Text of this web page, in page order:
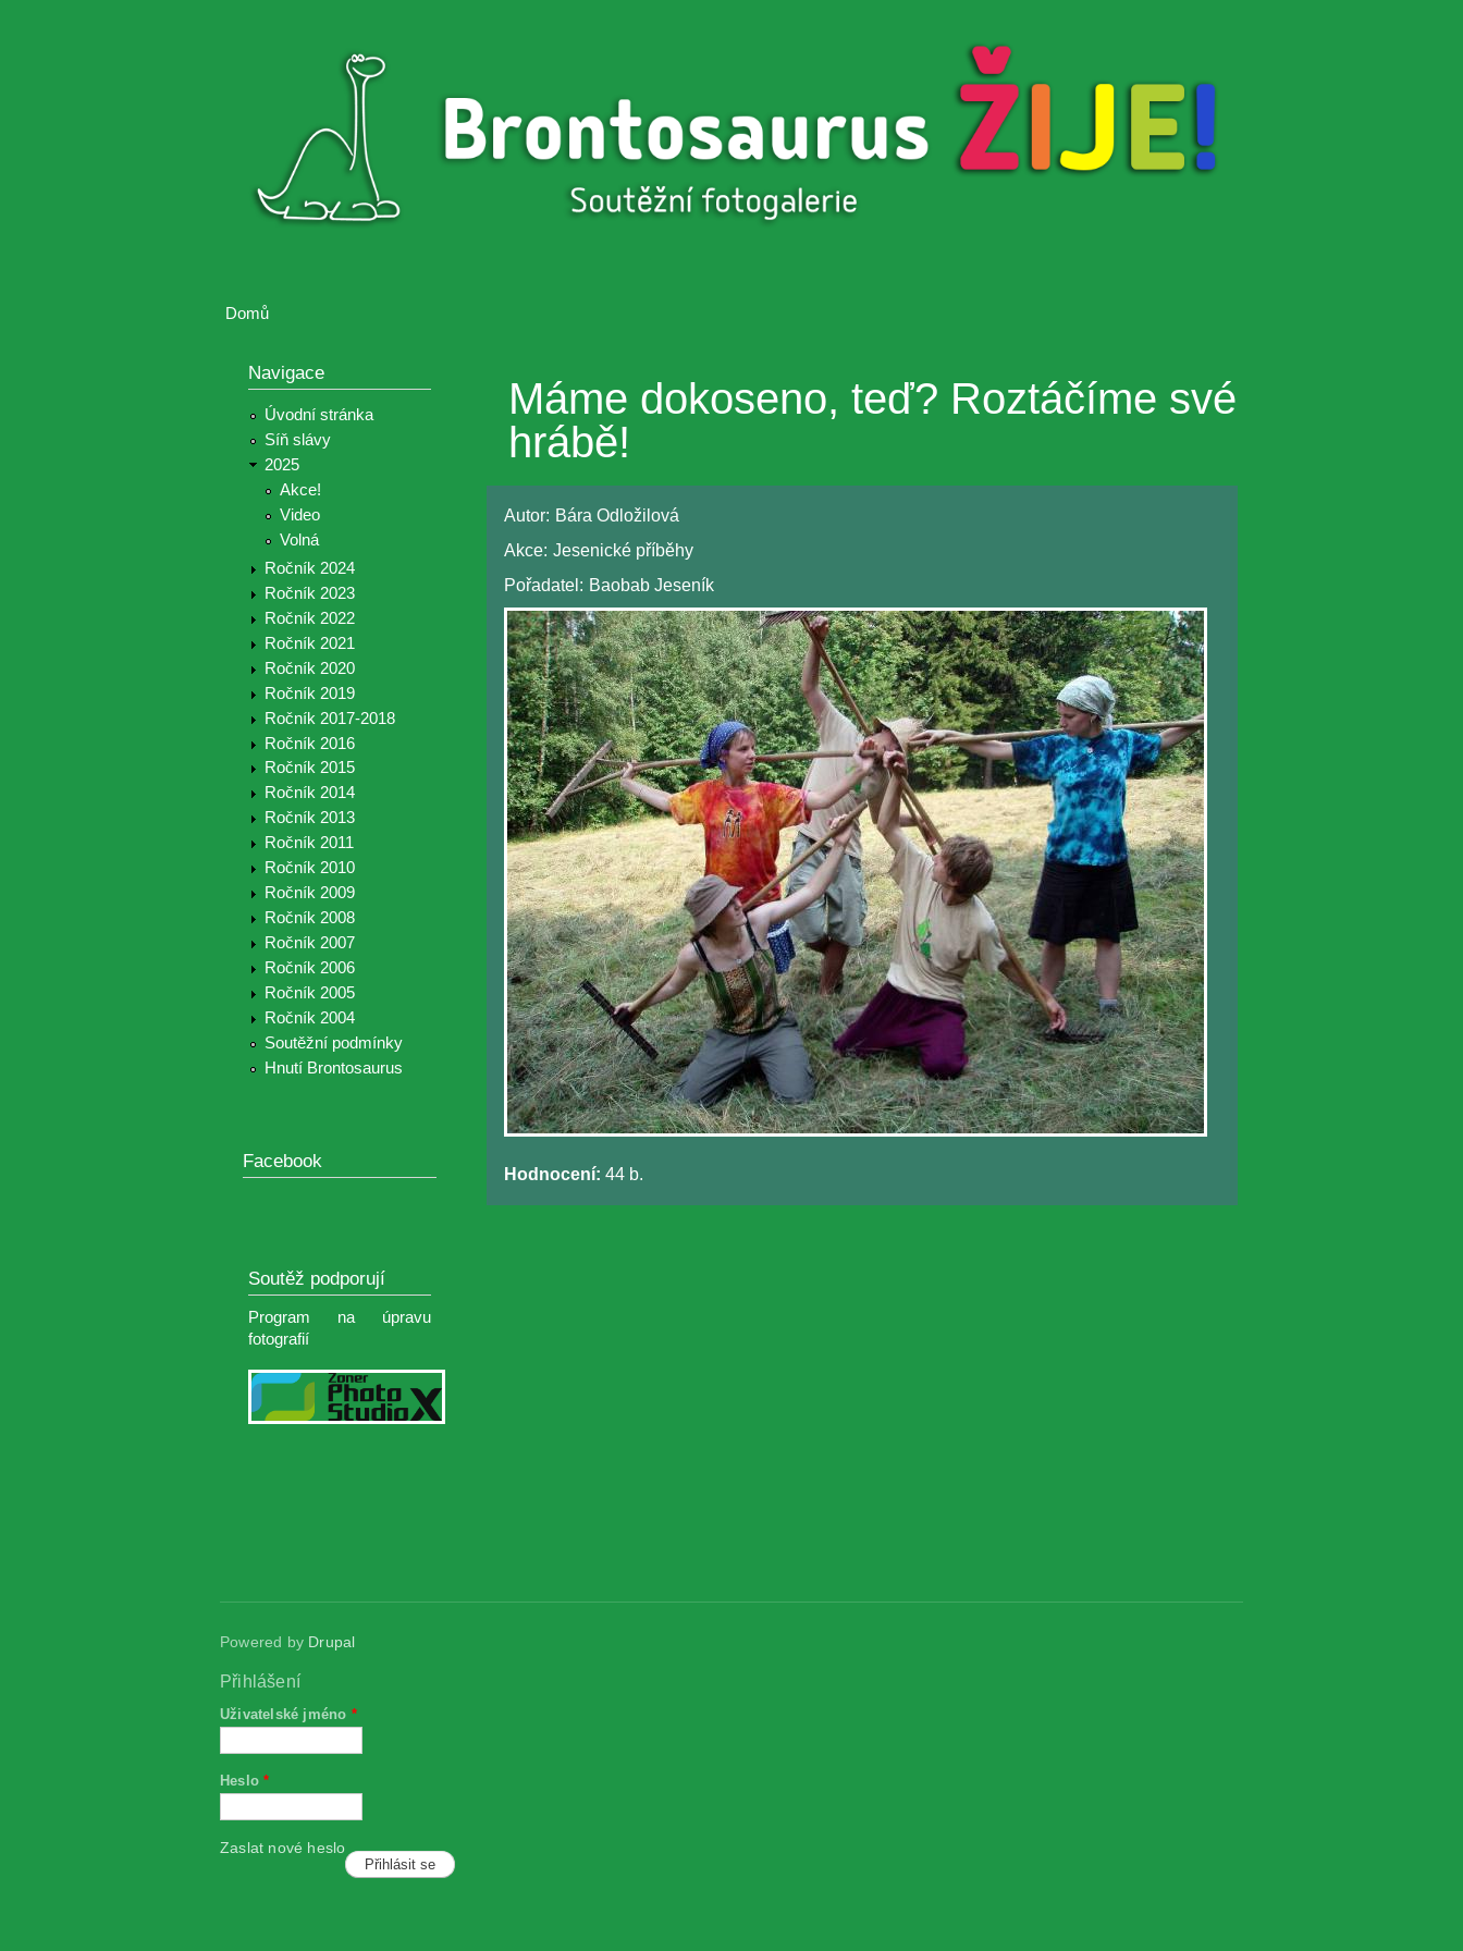
Brontosaurus
Brontosaurus
Domů
Navigace
Úvodní stránka
Síň slávy
2025
Akce!
Video
Volná
Ročník 2024
Ročník 2023
Ročník 2022
Ročník 2021
Ročník 2020
Ročník 2019
Ročník 2017-2018
Ročník 2016
Ročník 2015
Ročník 2014
Ročník 2013
Ročník 2011
Ročník 2010
Ročník 2009
Ročník 2008
Ročník 2007
Ročník 2006
Ročník 2005
Ročník 2004
Soutěžní podmínky
Hnutí Brontosaurus
Facebook
Soutěž podporují
Program na úpravu
fotografií
Máme dokoseno, teď? Roztáčíme své
hrábě!
Autor: Bára Odložilová
Akce: Jesenické příběhy
Pořadatel: Baobab Jeseník
Hodnocení: 44 b.
Powered by Drupal
Přihlášení
Uživatelské jméno *
Heslo*
Zaslat nové heslo